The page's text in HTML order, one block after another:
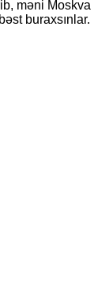
məni Moskva
buraxsınlar.